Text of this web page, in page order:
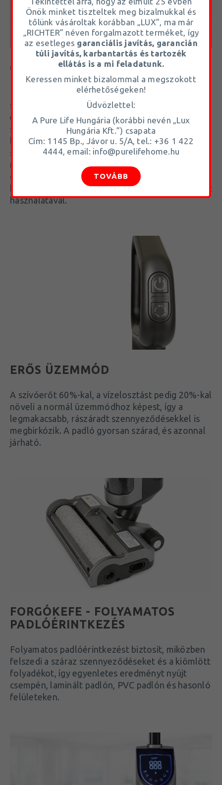
GŐZ ÜZEMMÓD
Hatékonyan feloldja a zsírt és a makacs
szennyeződéseket, a rászáradt maradványoktól
egészen az erős háztartási olajfoltokig. Legyen
szó ragacsos konyhapadlóról, sáros
lábnyomokról vagy kisállatok által okozott
szennyeződésekről, a WDS megkönnyíti a
nehezen eltávolítható foltok tisztítását. Ideális
gyermekes és kisállatos háztartások számára,
higiénikus takarítást biztosítva, mindössze csapvíz
használatával.
ERŐS ÜZEMMÓD
A szívóerőt 60%-kal, a vízelosztást pedig 20%-kal
növeli a normál üzemmódhoz képest, így a
legmakacsabb, rászáradt szennyeződésekkel is
megbirkózik. A padló gyorsan szárad, és azonnal
járható.
FORGÓKEFE - FOLYAMATOS
PADLÓÉRINTKEZÉS
Folyamatos padlóérintkezést biztosít, miközben
felszedi a száraz szennyeződéseket és a kiömlött
folyadékot, így egyenletes eredményt nyújt
csempén, laminált padlón, PVC padlón és hasonló
felületeken.
Önök minket tiszteltek meg bizalmukkal és
tőlünk vásároltak korábban „LUX”, ma már
„RICHTER” néven forgalmazott terméket, így
az esetleges garanciális javítás, garancián
túli javítás, karbantartás és tartozék
ellátás is a mi feladatunk.
Keressen minket bizalommal a megszokott
elérhetőségeken!
Üdvözlettel:
A Pure Life Hungária (korábbi nevén „Lux
Hungária Kft.”) csapata
Cím: 1145 Bp., Jávor u. 5/A, tel.: +36 1 422
4444, email: info@purelifehome.hu
TOVÁBB